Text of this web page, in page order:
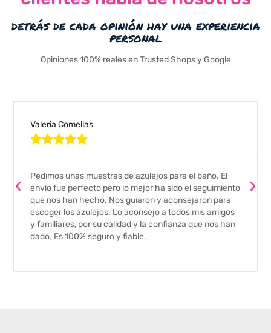
detrás de cada opinión hay una experiencia
personal
Opiniones 100% reales en Trusted Shops y Google
Valeria Comellas

Pedimos unas muestras de azulejos para el baño. El
envío fue perfecto pero lo mejor ha sido el seguimiento
que nos han hecho. Nos guiaron y aconsejaron para
escoger los azulejos. Lo aconsejo a todos mis amigos
y familiares, por su calidad y la confianza que nos han
dado. Es 100% seguro y fiable.